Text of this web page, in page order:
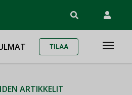
TILAA
ARTIKKELIT